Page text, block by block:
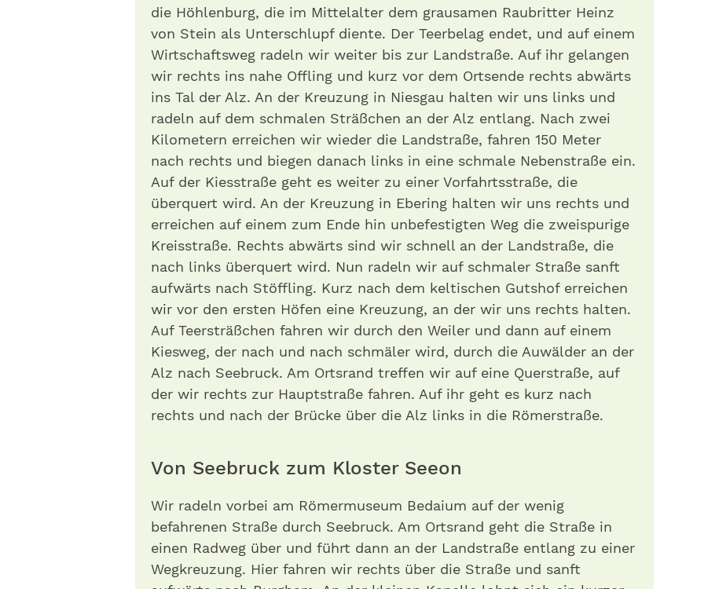
die Höhlenburg, die im Mittelalter dem grausamen Raubritter Heinz
von Stein als Unterschlupf diente. Der Teerbelag endet, und auf einem
Wirtschaftsweg radeln wir weiter bis zur Landstraße. Auf ihr gelangen
wir rechts ins nahe Offling und kurz vor dem Ortsende rechts abwärts
ins Tal der Alz. An der Kreuzung in Niesgau halten wir uns links und
radeln auf dem schmalen Sträßchen an der Alz entlang. Nach zwei
Kilometern erreichen wir wieder die Landstraße, fahren 150 Meter
nach rechts und biegen danach links in eine schmale Nebenstraße ein.
Auf der Kiesstraße geht es weiter zu einer Vorfahrtsstraße, die
überquert wird. An der Kreuzung in Ebering halten wir uns rechts und
erreichen auf einem zum Ende hin unbefestigten Weg die zweispurige
Kreisstraße. Rechts abwärts sind wir schnell an der Landstraße, die
nach links überquert wird. Nun radeln wir auf schmaler Straße sanft
aufwärts nach Stöffling. Kurz nach dem keltischen Gutshof erreichen
wir vor den ersten Höfen eine Kreuzung, an der wir uns rechts halten.
Auf Teersträßchen fahren wir durch den Weiler und dann auf einem
Kiesweg, der nach und nach schmäler wird, durch die Auwälder an der
Alz nach Seebruck. Am Ortsrand treffen wir auf eine Querstraße, auf
der wir rechts zur Hauptstraße fahren. Auf ihr geht es kurz nach
rechts und nach der Brücke über die Alz links in die Römerstraße.
Von Seebruck zum Kloster Seeon
Wir radeln vorbei am Römermuseum Bedaium auf der wenig
befahrenen Straße durch Seebruck. Am Ortsrand geht die Straße in
einen Radweg über und führt dann an der Landstraße entlang zu einer
Wegkreuzung. Hier fahren wir rechts über die Straße und sanft